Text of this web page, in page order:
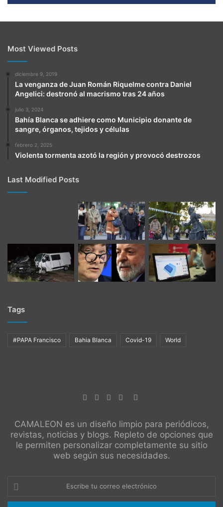
Most Viewed Posts
diciembre 9, 2019
La venganza de Juan Román Riquelme contra Daniel
Angelici: destronó al macrismo tras 24 años
julio 3, 2024
Bahía Blanca se adhiere como Municipio donante de
sangre, órganos, tejidos y células
febrero 2, 2025
Violenta tormenta azotó la región y provocó destrozos
Last Modified Posts
Tags
#PAPA Francisco Bahia Blanca Covid-19 World
CAMALEON es un diseño limpio para periódicos,
revistas, noticias y blogs. Repleto de opciones que
le permiten personalizar completamente su sitio
web según sus necesidades.
tu
correo